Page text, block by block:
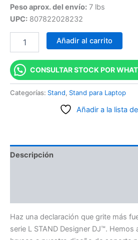
Peso aprox. del envío: 7 lbs
UPC: 807822028232
Añadir al carrito
CONSULTAR STOCK POR
Categorías: Stand, Stand para Laptop
Añadir a la lista
Descripción
Haz una declaración que grite más
serie L STAND Designer DJ™. Hemos